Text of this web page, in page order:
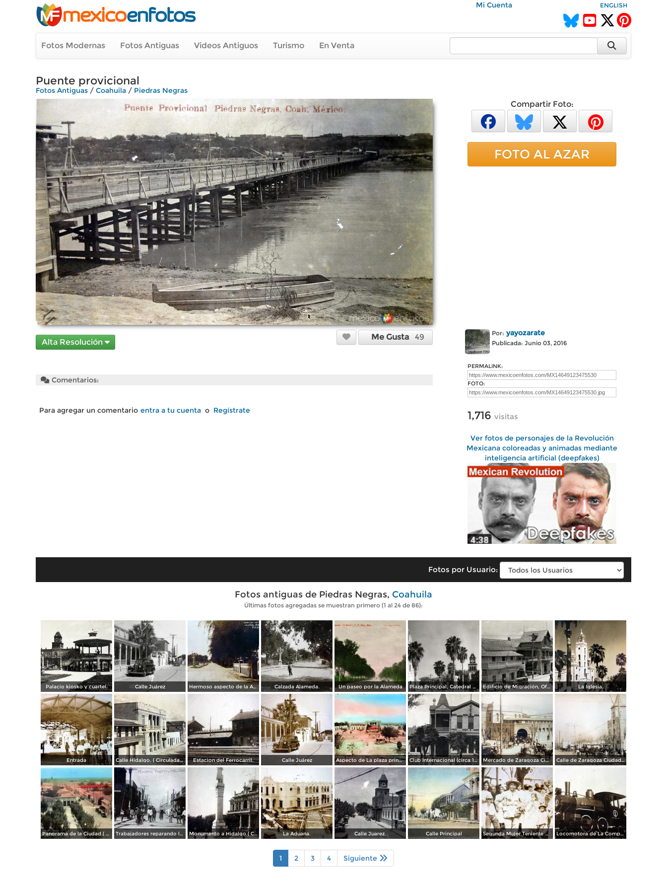
Mi Cuenta ENGLISH
Fotos Modernas Fotos Antiguas Videos Antiguos Turismo En Venta
Puente provicional
Fotos Antiguas / Coahuila / Piedras Negras
Alta Resolución
Me Gusta 49
Comentarios:
Para agregar un comentario entra a tu cuenta o Regístrate
Compartir Foto:
FOTO AL AZAR
Por: yayozarate
Publicada: Junio 03, 2016
PERMALINK:
FOTO:
1,716 visitas
Ver fotos de personajes de la Revolución
Mexicana coloreadas y animadas mediante
inteligencia artificial (deepfakes)
Fotos por Usuario:
Fotos antiguas de Piedras Negras, Coahuila
Últimas fotos agregadas se muestran primero (1 al 24 de 86):
Palacio kiosko y cuartel. Calle Juárez Hermoso aspecto de la Alameda. ( Circulada el 25 de Febrero de 1931 ). Calzada Alameda. Un paseo por la Alameda Plaza Principal, Catedral y Palacio Municipal Edificio de Migración, Oficina de Correos y Templo La Iglesia.
Entrada Calle Hidalgo. ( Circulada el 26 de Enero de 1935 ). Estacion del Ferrocarril. Calle Juárez Aspecto de La plaza principal. Club Internacional (circa 1908) Mercado de Zaragoza Ciudad Porfirio Diaz Hoy Piedras Negras, Coahuila. Calle de Zaragoza Ciudad Porfirio Diaz Hoy Piedras Negras, Coahuila.
Panorama de la Ciudad.( Circulada el 6 de Junio de 1944 ). Trabajadores reparando la calle. Monumento a Hidalgo ( Circulada el 2 de Marzo de 1926 ). La Aduana. Calle Juarez. Calle Principal Segunda Mujer Teniente Durante La Revolucion Mexicana. Locomotora de La Compania Consolidada S.A.
1 2 3 4 Siguiente